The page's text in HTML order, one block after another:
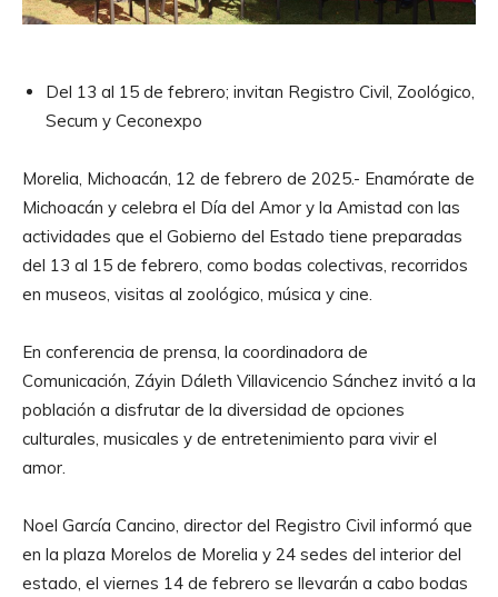
Del 13 al 15 de febrero; invitan Registro Civil, Zoológico,
Secum y Ceconexpo
Morelia, Michoacán, 12 de febrero de 2025.- Enamórate de
Michoacán y celebra el Día del Amor y la Amistad con las
actividades que el Gobierno del Estado tiene preparadas
del 13 al 15 de febrero, como bodas colectivas, recorridos
en museos, visitas al zoológico, música y cine.
En conferencia de prensa, la coordinadora de
Comunicación, Záyin Dáleth Villavicencio Sánchez invitó a la
población a disfrutar de la diversidad de opciones
culturales, musicales y de entretenimiento para vivir el
amor.
Noel García Cancino, director del Registro Civil informó que
en la plaza Morelos de Morelia y 24 sedes del interior del
estado, el viernes 14 de febrero se llevarán a cabo bodas